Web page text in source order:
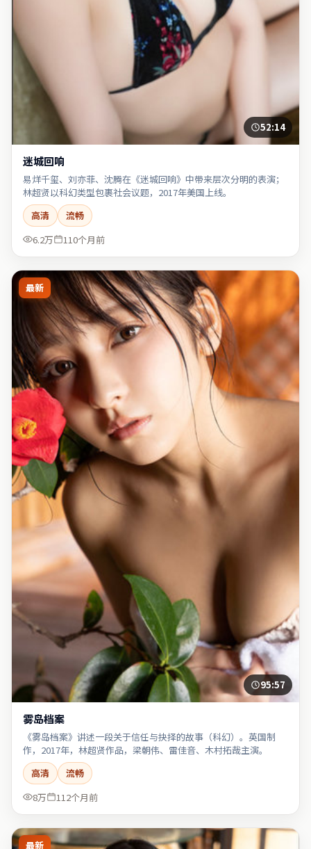
52:14
迷城回响
易烊千玺、刘亦菲、沈腾在《迷城回响》中带来层次分明的表演；
林超贤以科幻类型包裹社会议题，2017年美国上线。
高清
流畅
6.2万
110个月前
最新
95:57
雾岛档案
《雾岛档案》讲述一段关于信任与抉择的故事（科幻）。英国制
作，2017年，林超贤作品，梁朝伟、雷佳音、木村拓哉主演。
高清
流畅
8万
112个月前
最新